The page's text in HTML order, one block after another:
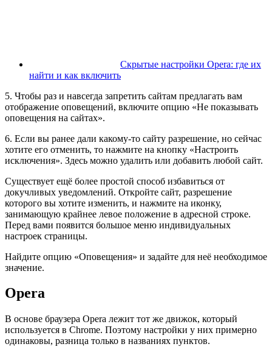
Скрытые настройки Opera: где их
найти и как включить
5. Чтобы раз и навсегда запретить сайтам предлагать вам
отображение оповещений, включите опцию «Не показывать
оповещения на сайтах».
6. Если вы ранее дали какому-то сайту разрешение, но сейчас
хотите его отменить, то нажмите на кнопку «Настроить
исключения». Здесь можно удалить или добавить любой сайт.
Существует ещё более простой способ избавиться от
докучливых уведомлений. Откройте сайт, разрешение
которого вы хотите изменить, и нажмите на иконку,
занимающую крайнее левое положение в адресной строке.
Перед вами появится большое меню индивидуальных
настроек страницы.
Найдите опцию «Оповещения» и задайте для неё необходимое
значение.
Opera
В основе браузера Opera лежит тот же движок, который
используется в Chrome. Поэтому настройки у них примерно
одинаковы, разница только в названиях пунктов.